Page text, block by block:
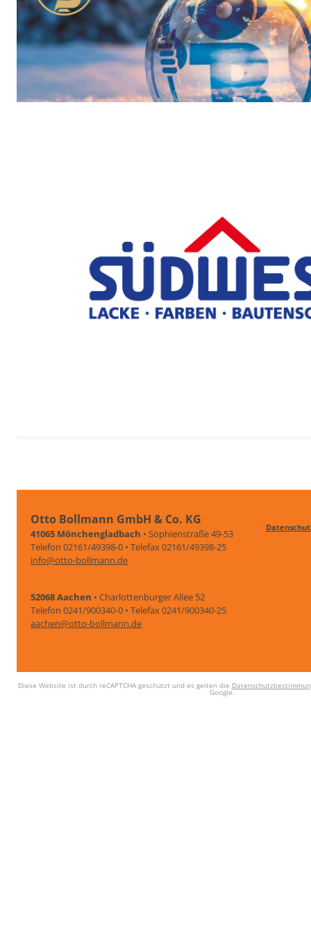
Otto Bollmann GmbH & Co. KG
41065 Mönchengladbach • Sophienstraße 49-53
Telefon 02161/49398-0 • Telefax 02161/49398-25
info@otto-bollmann.de
52068 Aachen • Charlottenburger Allee 52
Telefon 0241/900340-0 • Telefax 0241/900340-25
aachen@otto-bollmann.de
Diese Website ist durch reCAPTCHA geschützt und es gelten die
Google.